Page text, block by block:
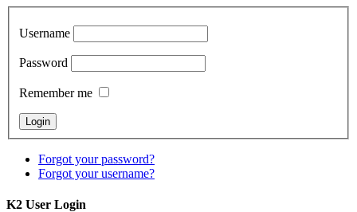
Username
Password
Remember me
Forgot your password?
Forgot your username?
K2 User Login